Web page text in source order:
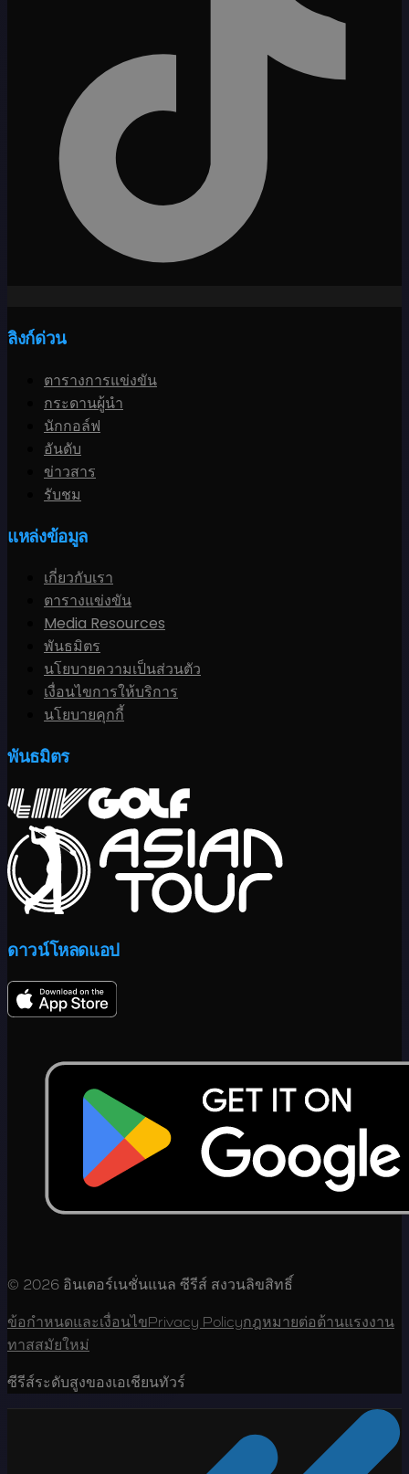
ลิงก์ด่วน
ตารางการแข่งขัน
กระดานผู้นำ
นักกอล์ฟ
อันดับ
ข่าวสาร
รับชม
แหล่งข้อมูล
เกี่ยวกับเรา
ตารางแข่งขัน
Media Resources
พันธมิตร
นโยบายความเป็นส่วนตัว
เงื่อนไขการให้บริการ
นโยบายคุกกี้
พันธมิตร
ดาวน์โหลดแอป
© 2026 อินเตอร์เนชั่นแนล ซีรีส์ สงวนลิขสิทธิ์
ข้อกำหนดและเงื่อนไขPrivacy Policyกฎหมายต่อต้านแรงงาน
ทาสสมัยใหม่
ซีรีส์ระดับสูงของเอเชียนทัวร์